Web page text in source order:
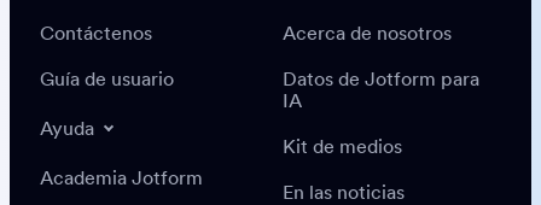
Contáctenos
Guía de usuario
Ayuda
Academia Jotform
Acerca de nosotros
Datos de Jotform para
IA
Kit de medios
En las noticias